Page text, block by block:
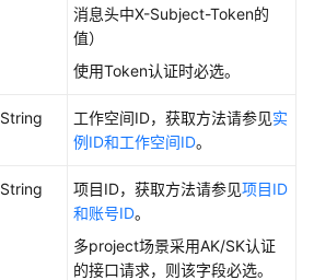
消息头中X-Subject-Token的
值）
使用Token认证时必选。
String 工作空间ID，获取方法请参见实
例ID和工作空间ID。
String 项目ID，获取方法请参见项目ID
和账号ID。
多project场景采用AK/SK认证
的接口请求，则该字段必选。